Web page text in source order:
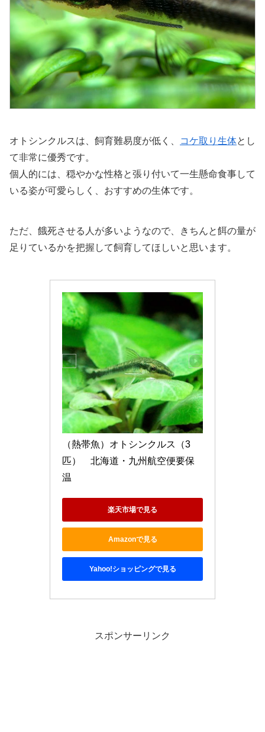
オトシンクルスは、飼育難易度が低く、 コケ取り生体とし
て非常に優秀です。
個人的には、穏やかな性格と張り付いて一生懸命食事して
いる姿が可愛らしく、おすすめの生体です。
ただ、餓死させる人が多いようなので、きちんと餌の量が
足りているかを把握して飼育してほしいと思います。
（熱帯魚）オトシンクルス（3
匹）　北海道・九州航空便要保
温
楽天市場で見る
Amazonで見る
Yahoo!ショッピングで見る
スポンサーリンク